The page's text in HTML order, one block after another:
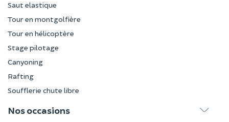
Saut elastique
Tour en montgolfière
Tour en hélicoptère
Stage pilotage
Canyoning
Rafting
Soufflerie chute libre
Nos occasions